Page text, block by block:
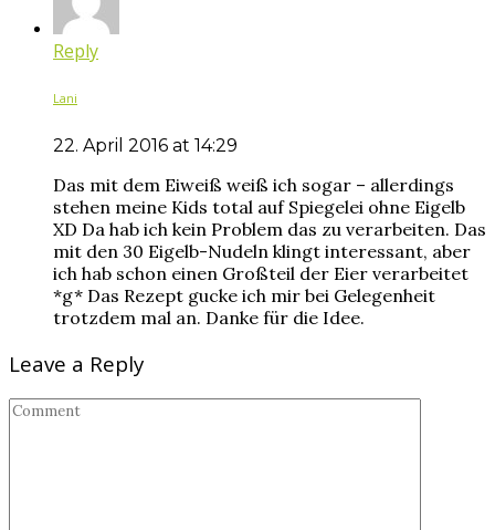
Reply
Lani
22. April 2016 at 14:29
Das mit dem Eiweiß weiß ich sogar – allerdings
stehen meine Kids total auf Spiegelei ohne Eigelb
XD Da hab ich kein Problem das zu verarbeiten. Das
mit den 30 Eigelb-Nudeln klingt interessant, aber
ich hab schon einen Großteil der Eier verarbeitet
*g* Das Rezept gucke ich mir bei Gelegenheit
trotzdem mal an. Danke für die Idee.
Leave a Reply